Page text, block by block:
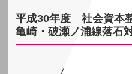
平成30年度 社会資本
亀崎・破瀬ノ浦線落石